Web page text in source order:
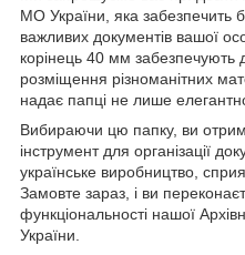
МО України, яка забезпечить
важливих документів вашої
корінець 40 мм забезпечують
розміщення різноманітних
надає папці не лише
Вибираючи цю папку, ви
інструмент для організації
українське виробництво,
Замовте зараз, і ви
функціональності нашої
України.